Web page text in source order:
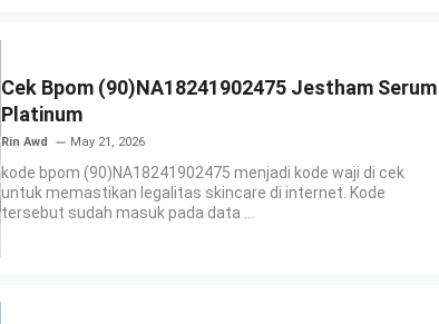
Cek Bpom (90)NA18241902475 Jestham Serum
Platinum
Rin Awd May 21, 2026
kode bpom (90)NA18241902475 menjadi kode waji di cek
untuk memastikan legalitas skincare di internet. Kode
tersebut sudah masuk pada data ...